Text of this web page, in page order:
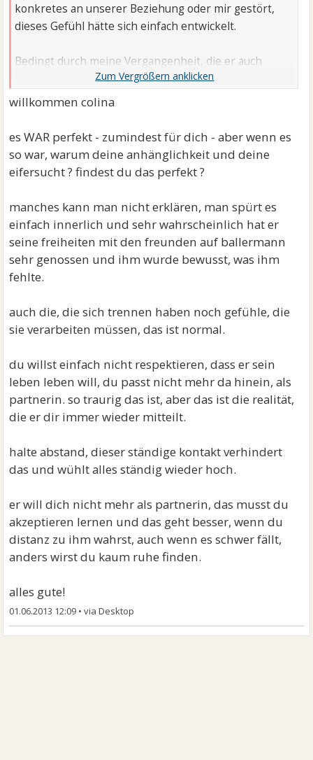
konkretes an unserer Beziehung oder mir gestört,
dieses Gefühl hätte sich einfach entwickelt.
Bedingt durch meine Vergangenheit, die er auch
kennt, bin ich sehr anhänglich und eifersüchtig ?
Wieso kann er das nicht? Es muss doch Gründe für
Es war so perfekt.
willkommen colina
es WAR perfekt - zumindest für dich - aber wenn es
so war, warum deine anhänglichkeit und deine
eifersucht ? findest du das perfekt ?
manches kann man nicht erklären, man spürt es
einfach innerlich und sehr wahrscheinlich hat er
seine freiheiten mit den freunden auf ballermann
sehr genossen und ihm wurde bewusst, was ihm
fehlte.
auch die, die sich trennen haben noch gefühle, die
sie verarbeiten müssen, das ist normal.
du willst einfach nicht respektieren, dass er sein
leben leben will, du passt nicht mehr da hinein, als
partnerin. so traurig das ist, aber das ist die realität,
die er dir immer wieder mitteilt.
halte abstand, dieser ständige kontakt verhindert
das und wühlt alles ständig wieder hoch.
er will dich nicht mehr als partnerin, das musst du
akzeptieren lernen und das geht besser, wenn du
distanz zu ihm wahrst, auch wenn es schwer fällt,
anders wirst du kaum ruhe finden.
alles gute!
01.06.2013 12:09 •